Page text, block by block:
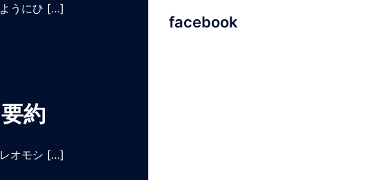
うにひ […]
約
オモシ […]
facebook